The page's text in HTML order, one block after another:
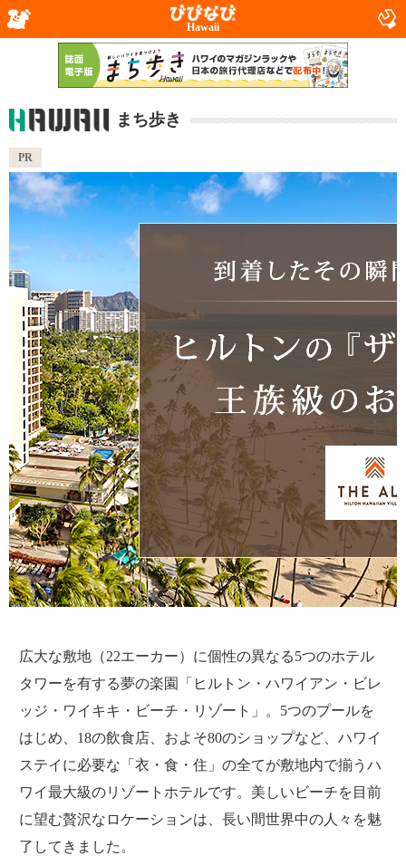
Hawaii
まち歩き
PR
広大な敷地（22エーカー）に個性の異なる5つのホテル
タワーを有する夢の楽園「ヒルトン・ハワイアン・ビレ
ッジ・ワイキキ・ビーチ・リゾート」。5つのプールを
はじめ、18の飲食店、およそ80のショップなど、ハワイ
ステイに必要な「衣・食・住」の全てが敷地内で揃うハ
ワイ最大級のリゾートホテルです。美しいビーチを目前
に望む贅沢なロケーションは、長い間世界中の人々を魅
了してきました。